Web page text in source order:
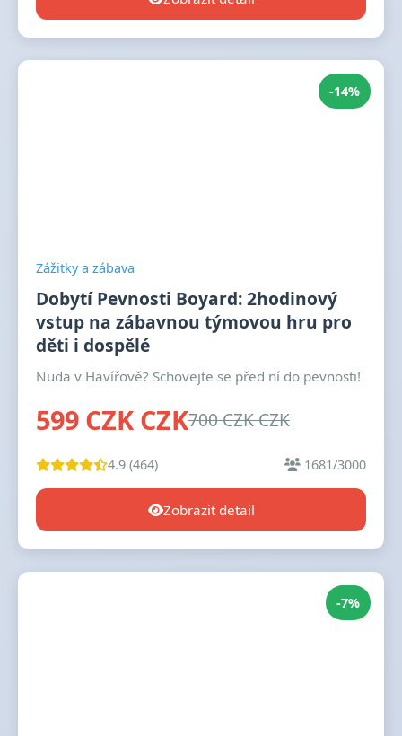
-14%
Zážitky a zábava
Dobytí Pevnosti Boyard: 2hodinový
vstup na zábavnou týmovou hru pro
děti i dospělé
Nuda v Havířově? Schovejte se před ní do pevnosti!
599 CZK CZK700 CZK CZK
4.9 (464) 1681/3000
Zobrazit detail
-7%